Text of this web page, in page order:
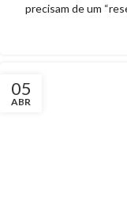
precisam de um
05
ABR